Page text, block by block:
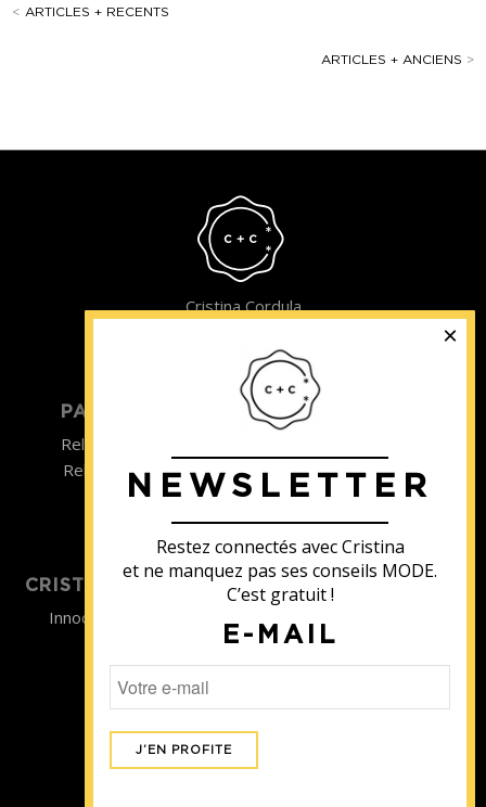
< ARTICLES + RECENTS
ARTICLES + ANCIENS >
Cristina Cordula
PARTICULIER
Relooking homme
Relooking femme
ENTREPRISE
ENTREPRISE
Formations
CRISTINA SOUTIENT
Innocence en Danger
Sidaction
Contact
Newsletter
NEWSLETTER
Restez connectés avec Cristina
et ne manquez pas ses conseils MODE.
C’est gratuit !
E-MAIL